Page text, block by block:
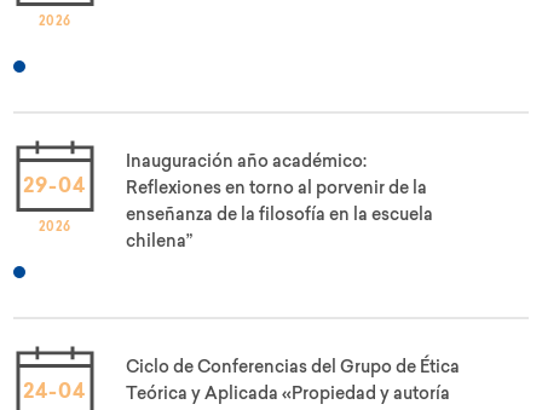
2026
29-04
2026
Inauguración año académico:
Reflexiones en torno al porvenir de la
enseñanza de la filosofía en la escuela
chilena”
24-04
Ciclo de Conferencias del Grupo de Ética
Teórica y Aplicada «Propiedad y autoría